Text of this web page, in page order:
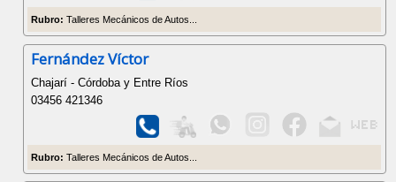
Rubro: Talleres Mecánicos de Autos...
Fernández Víctor
Chajarí - Córdoba y Entre Ríos
03456 421346
Rubro: Talleres Mecánicos de Autos...